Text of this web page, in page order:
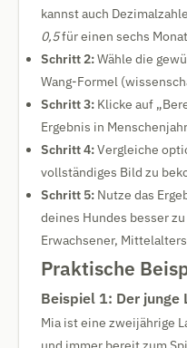
kannst auch
0,5für einen sechs
Schritt 2:Wähle die
Wang-Formel
Schritt 3: Klicke auf
Ergebnis in
Schritt 4:Vergleiche
vollständiges Bild zu
Schritt 5: Nutze das
deines Hundes besser
Erwachsener,
Praktische
Beispiel 1: Der junge
Mia ist eine zweijährige